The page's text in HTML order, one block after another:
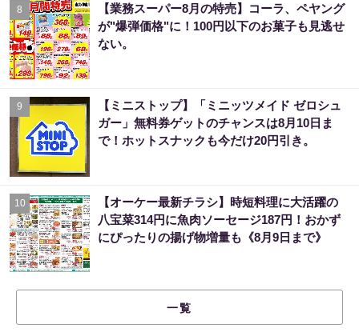
8
【業務スーパー8月の特売】コーラ、ペヤング
が"爆弾価格"に！100円以下のお菓子も見逃せ
ない。
9
【ミニストップ】「ミニッツメイド ゼロシュ
ガー」無料券ゲットのチャンスは8月10日ま
で！ホットスナックも今だけ20円引き。
10
【オーケー最新チラシ】時短料理に大活躍の
八宝菜314円に魚肉ソーセージ187円！おかず
にぴったりの揚げ物増量も《8月9日まで》
一覧